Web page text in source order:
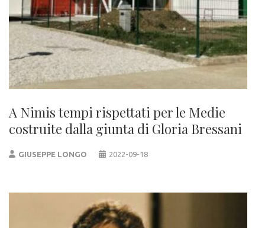
A Nimis tempi rispettati per le Medie
costruite dalla giunta di Gloria Bressani
GIUSEPPE LONGO 2022-09-18